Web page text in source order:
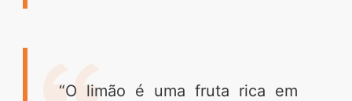
“O limão é uma fruta rica em